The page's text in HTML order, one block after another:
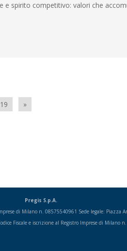
e spirito competitivo: valori che
19 »
Pregis S.p.A.
di Milano n. 08575540961 Sede legale:
Fiscale e iscrizione al Registro Imprese di Milano